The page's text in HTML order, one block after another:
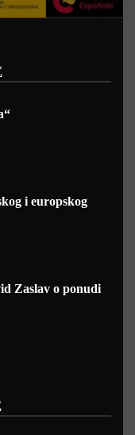
i europskog
Zaslav o ponudi